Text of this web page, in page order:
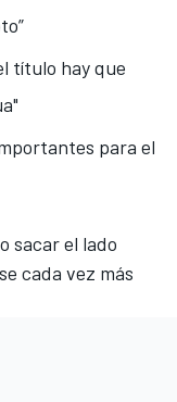
título hay que
para el
sacar el lado
cada vez más